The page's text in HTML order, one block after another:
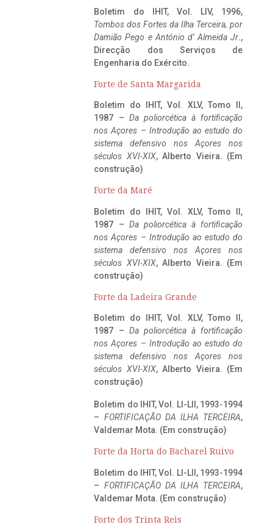
Boletim do IHIT, Vol. LIV, 1996,
Tombos dos Fortes da Ilha Terceira, por
Damião Pego e António d’ Almeida Jr.,
Direcção dos Serviços de
Engenharia do Exército.
Forte de Santa Margarida
Boletim do IHIT, Vol. XLV, Tomo II,
1987 – Da poliorcética à fortificação
nos Açores – Introdução ao estudo do
sistema defensivo nos Açores nos
séculos XVI-XIX, Alberto Vieira. (Em
construção)
Forte da Maré
Boletim do IHIT, Vol. XLV, Tomo II,
1987 – Da poliorcética à fortificação
nos Açores – Introdução ao estudo do
sistema defensivo nos Açores nos
séculos XVI-XIX, Alberto Vieira. (Em
construção)
Forte da Ladeira Grande
Boletim do IHIT, Vol. XLV, Tomo II,
1987 – Da poliorcética à fortificação
nos Açores – Introdução ao estudo do
sistema defensivo nos Açores nos
séculos XVI-XIX, Alberto Vieira. (Em
construção)
Boletim do IHIT, Vol. LI-LII, 1993-1994
– FORTIFICAÇÃO DA ILHA TERCEIRA,
Valdemar Mota. (Em construção)
Forte da Horta do Bacharel Ruivo
Boletim do IHIT, Vol. LI-LII, 1993-1994
– FORTIFICAÇÃO DA ILHA TERCEIRA,
Valdemar Mota. (Em construção)
Forte dos Trinta Reis